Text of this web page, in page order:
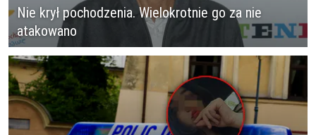
Nie krył pochodzenia. Wielokrotnie go za nie
atakowano